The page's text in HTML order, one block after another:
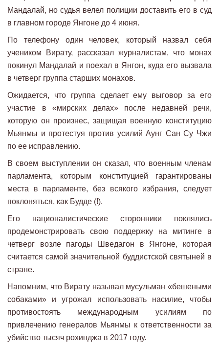
Мандалай, но судья велел полиции доставить его в суд
в главном городе Янгоне до 4 июня.
По телефону один человек, который назвал себя
учеником Вирату, рассказал журналистам, что монах
покинул Мандалай и поехал в Янгон, куда его вызвала
в четверг группа старших монахов.
Ожидается, что группа сделает ему выговор за его
участие в «мирских делах» после недавней речи,
которую он произнес, защищая военную конституцию
Мьянмы и протестуя против усилий Аунг Сан Су Чжи
по ее исправлению.
В своем выступлении он сказал, что военным членам
парламента, которым конституцией гарантированы
места в парламенте, без всякого избрания, следует
поклоняться, как Будде (!).
Его националистические сторонники поклялись
продемонстрировать свою поддержку на митинге в
четверг возле пагоды Шведагон в Янгоне, которая
считается самой значительной буддистской святыней в
стране.
Напомним, что Вирату называл мусульман «бешеными
собаками» и угрожал использовать насилие, чтобы
противостоять международным усилиям по
привлечению генералов Мьянмы к ответственности за
убийство тысяч рохинджа в 2017 году.